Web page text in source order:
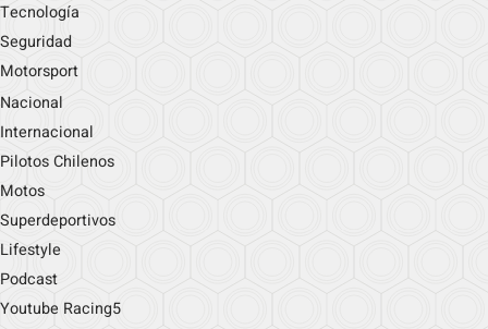
Tecnología
Seguridad
Motorsport
Nacional
Internacional
Pilotos Chilenos
Motos
Superdeportivos
Lifestyle
Podcast
Youtube Racing5